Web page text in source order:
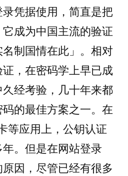
凭据使用，简直是把
成为中国主流的验证
制国情在此」。相对
，在密码学上早已成
经考验，几十年来都
的最佳方案之一。在
等应用上，公钥认证
。但是在网站登录
因，尽管已经有很多